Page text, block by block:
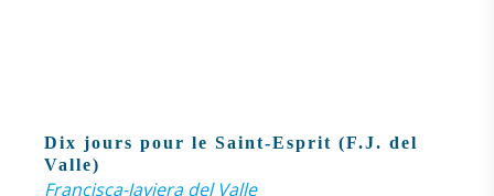
Dix jours pour le Saint-Esprit (F.J. del
Valle)
Francisca-Javiera del Valle